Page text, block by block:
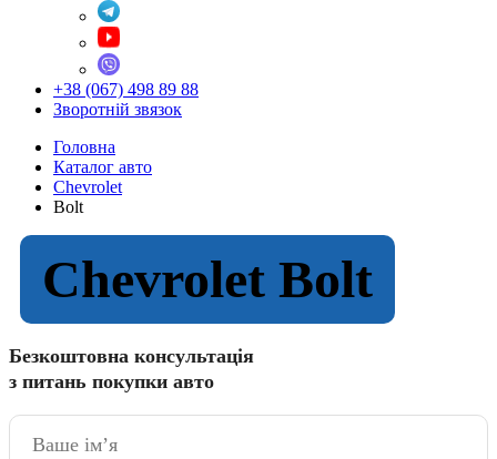
+38 (067) 498 89 88
Зворотній звязок
Головна
Каталог авто
Chevrolet
Bolt
Chevrolet Bolt
Безкоштовна консультація
з питань покупки авто